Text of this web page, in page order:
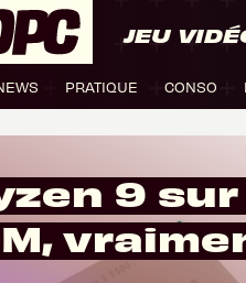
JEU
PRATIQUE CONSO
9